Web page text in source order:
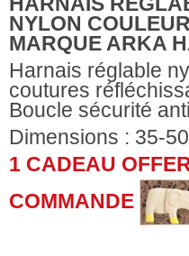
NYLON
MARQUE ARKA
Harnais réglable
coutures
Boucle sécurité
Dimensions : 35-
1 CADEAU
COMMANDE